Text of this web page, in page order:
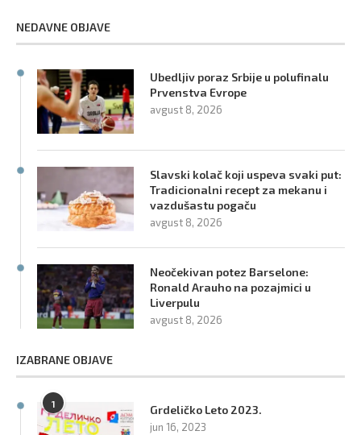
NEDAVNE OBJAVE
Ubedljiv poraz Srbije u polufinalu
Prvenstva Evrope
avgust 8, 2026
Slavski kolač koji uspeva svaki put:
Tradicionalni recept za mekanu i
vazdušastu pogaču
avgust 8, 2026
Neočekivan potez Barselone:
Ronald Arauho na pozajmici u
Liverpulu
avgust 8, 2026
IZABRANE OBJAVE
1 Grdeličko Leto 2023.
jun 16, 2023